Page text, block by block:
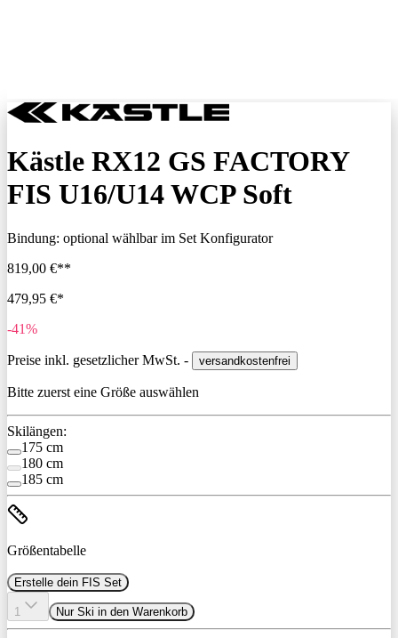
Kästle RX12 GS FACTORY
FIS U16/U14 WCP Soft
Bindung: optional wählbar im Set Konfigurator
819,00 €**
479,95 €*
-41%
Preise inkl. gesetzlicher MwSt. - versandkostenfrei
Bitte zuerst eine Größe auswählen
Skilängen:
175 cm
180 cm
185 cm
Größentabelle
Erstelle dein FIS Set
1 Nur Ski in den Warenkorb